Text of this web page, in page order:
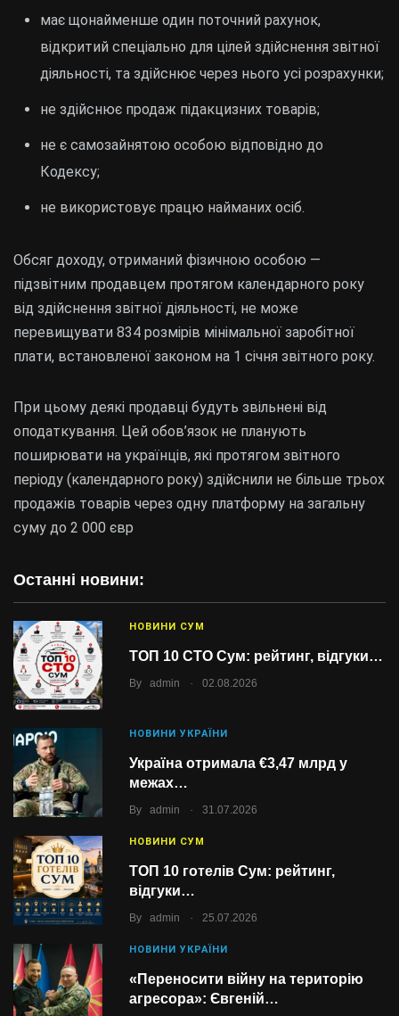
Останні новини:
НОВИНИ СУМ
ТОП 10 СТО Сум: рейтинг, відгуки…
By admin . 02.08.2026
НОВИНИ УКРАЇНИ
Україна отримала €3,47 млрд у
межах…
By admin . 31.07.2026
НОВИНИ СУМ
ТОП 10 готелів Сум: рейтинг,
відгуки…
By admin . 25.07.2026
НОВИНИ УКРАЇНИ
«Переносити війну на територію
агресора»: Євгеній…
має щонайменше один поточний рахунок,
відкритий спеціально для цілей здійснення звітної
діяльності, та здійснює через нього усі розрахунки;
не здійснює продаж підакцизних товарів;
не є самозайнятою особою відповідно до
Кодексу;
не використовує працю найманих осіб.
Обсяг доходу, отриманий фізичною особою —
підзвітним продавцем протягом календарного року
від здійснення звітної діяльності, не може
перевищувати 834 розмірів мінімальної заробітної
плати, встановленої законом на 1 січня звітного року.
При цьому деякі продавці будуть звільнені від
оподаткування. Цей обов’язок не планують
поширювати на українців, які протягом звітного
періоду (календарного року) здійснили не більше трьох
продажів товарів через одну платформу на загальну
суму до 2 000 євр